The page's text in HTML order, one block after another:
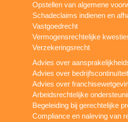
Opstellen van algemene
Schadeclaims indienen en
Vastgoedrecht
Vermogensrechtelijke
Verzekeringsrecht
Advies over
Advies over
Advies over
Arbeidsrechtelijke
Begeleiding bij gerechtelijke
Compliance en naleving van